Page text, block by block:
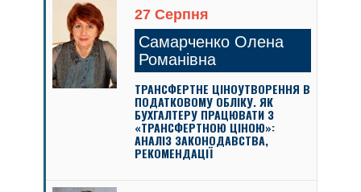
27 Серпня
Самарченко Олена
Романівна
ТРАНСФЕРТНЕ ЦІНОУТВОРЕННЯ В
ПОДАТКОВОМУ ОБЛІКУ. ЯК
БУХГАЛТЕРУ ПРАЦЮВАТИ З
«ТРАНСФЕРТНОЮ ЦІНОЮ»:
АНАЛІЗ ЗАКОНОДАВСТВА,
РЕКОМЕНДАЦІЇ